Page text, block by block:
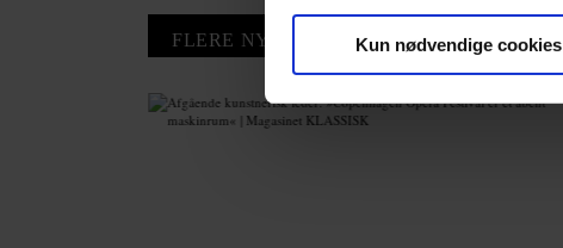
Kun nødvendige cookies
FLERE NYHEDER